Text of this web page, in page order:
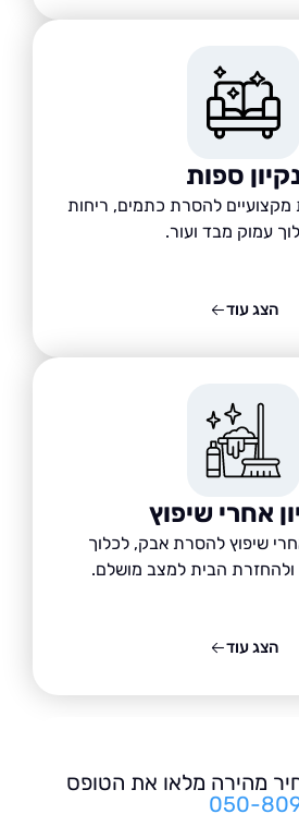
ספות
להסרת כתמים, ריחות
מבד ועור.
שיפוץ
להסרת אבק, לכלוך
הבית למצב מושלם.
מלאו את הטופס